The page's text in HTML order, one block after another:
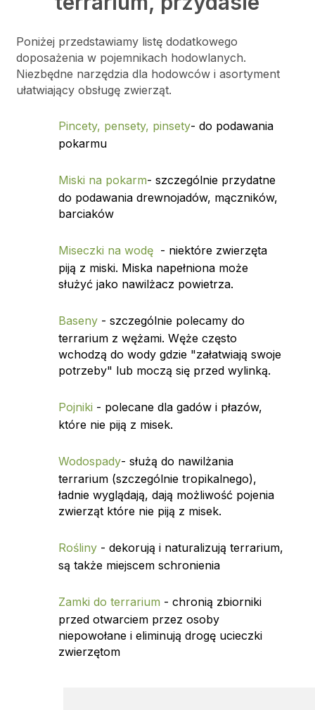
Poniżej przedstawiamy listę dodatkowego
doposażenia w pojemnikach hodowlanych.
Niezbędne narzędzia dla hodowców i asortyment
ułatwiający obsługę zwierząt.
Pincety, pensety, pinsety- do podawania
pokarmu
Miski na pokarm- szczególnie przydatne
do podawania drewnojadów, mączników,
barciaków
Miseczki na wodę- niektóre zwierzęta
piją z miski. Miska napełniona może
służyć jako nawilżacz powietrza.
Baseny- szczególnie polecamy do
terrarium z wężami. Węże często
wchodzą do wody gdzie "załatwiają swoje
potrzeby" lub moczą się przed wylinką.
Pojniki - polecane dla gadów i płazów,
które nie piją z misek.
Wodospady- służą do nawilżania
terrarium (szczególnie tropikalnego),
ładnie wyglądają, dają możliwość pojenia
zwierząt które nie piją z misek.
Rośliny- dekorują i naturalizują terrarium,
są także miejscem schronienia
Zamki do terrarium - chronią zbiorniki
przed otwarciem przez osoby
niepowołane i eliminują drogę ucieczki
zwierzętom